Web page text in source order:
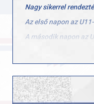
Nagy sikerrel
Az első napon az
A második napon az
A négynapos
győztese a BVSC